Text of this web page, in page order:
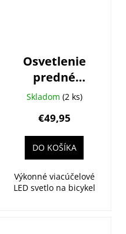
Osvetlenie
predné
LEZYNE
600+
Skladom (2 ks)
€49,95
DO KOŠÍKA
Výkonné viacúčelové
LED svetlo na bicykel